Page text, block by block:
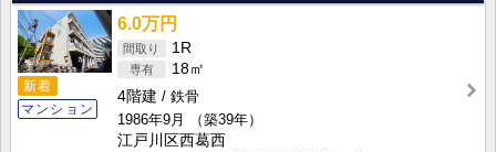
新着
マンション
6.0万円
1R
18㎡
4階建
鉄骨
1986年9月
（築39年）
江戸川区西葛西